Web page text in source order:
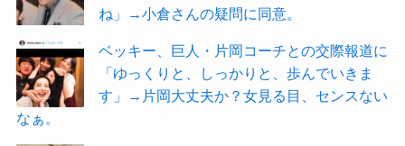
ね」→小倉さんの疑問に同意。
ベッキー、巨人・片岡コーチとの交際報道に
「ゆっくりと、しっかりと、歩んでいきま
す」→片岡大丈夫か？女見る目、センスない
なぁ。